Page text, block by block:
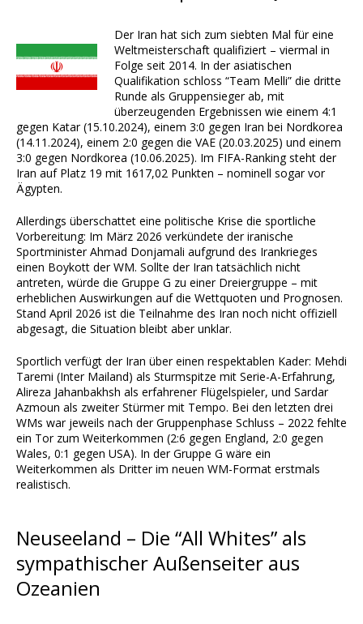
Der Iran hat sich zum siebten Mal für eine
Weltmeisterschaft qualifiziert – viermal in
Folge seit 2014. In der asiatischen
Qualifikation schloss “Team Melli” die dritte
Runde als Gruppensieger ab, mit
überzeugenden Ergebnissen wie einem 4:1
gegen Katar (15.10.2024), einem 3:0 gegen Iran bei Nordkorea
(14.11.2024), einem 2:0 gegen die VAE (20.03.2025) und einem
3:0 gegen Nordkorea (10.06.2025). Im FIFA-Ranking steht der
Iran auf Platz 19 mit 1617,02 Punkten – nominell sogar vor
Ägypten.
Allerdings überschattet eine politische Krise die sportliche
Vorbereitung: Im März 2026 verkündete der iranische
Sportminister Ahmad Donjamali aufgrund des Irankrieges
einen Boykott der WM. Sollte der Iran tatsächlich nicht
antreten, würde die Gruppe G zu einer Dreiergruppe – mit
erheblichen Auswirkungen auf die Wettquoten und Prognosen.
Stand April 2026 ist die Teilnahme des Iran noch nicht offiziell
abgesagt, die Situation bleibt aber unklar.
Sportlich verfügt der Iran über einen respektablen Kader: Mehdi
Taremi (Inter Mailand) als Sturmspitze mit Serie-A-Erfahrung,
Alireza Jahanbakhsh als erfahrener Flügelspieler, und Sardar
Azmoun als zweiter Stürmer mit Tempo. Bei den letzten drei
WMs war jeweils nach der Gruppenphase Schluss – 2022 fehlte
ein Tor zum Weiterkommen (2:6 gegen England, 2:0 gegen
Wales, 0:1 gegen USA). In der Gruppe G wäre ein
Weiterkommen als Dritter im neuen WM-Format erstmals
realistisch.
Neuseeland – Die “All Whites” als
sympathischer Außenseiter aus
Ozeanien